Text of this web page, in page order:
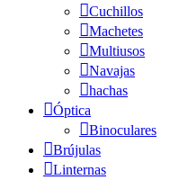
Cuchillos
Machetes
Multiusos
Navajas
hachas
Óptica
Binoculares
Brújulas
Linternas